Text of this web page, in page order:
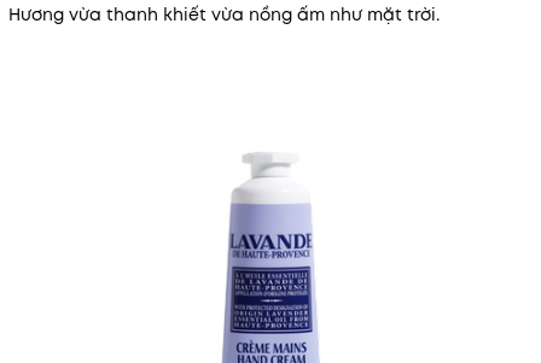
Hương vừa thanh khiết vừa nồng ấm như mặt trời.